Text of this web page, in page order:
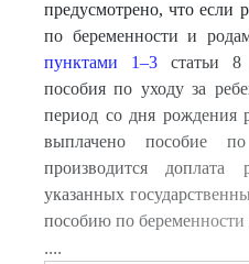
предусмотрено, что если
по беременности и
пунктами 1–3 статьи 8
пособия по уходу за
период со дня рождения
выплачено пособие
производится
указанных
пособию по беременности
....